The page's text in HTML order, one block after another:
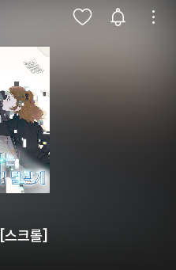
크롤]